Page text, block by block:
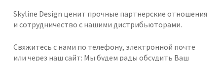
Skyline Design ценит прочные партнерские отношения
и сотрудничество с нашими дистрибьюторами.
Свяжитесь с нами по телефону, электронной почте
или через наш сайт: Мы будем рады обсудить Ваш